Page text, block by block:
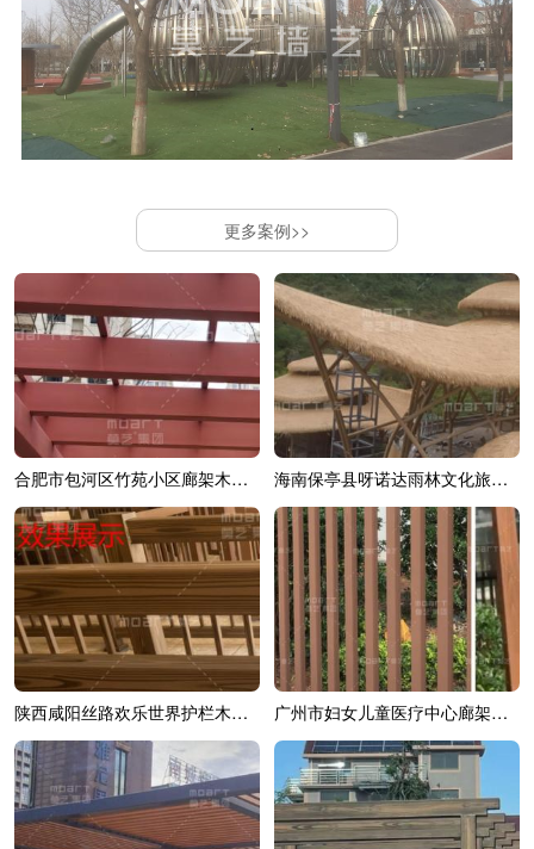
更多案例>>
合肥市包河区竹苑小区廊架木纹漆效果展示 海南保亭县呀诺达雨林文化旅游区综合造...
陕西咸阳丝路欢乐世界护栏木纹漆效果展示 广州市妇女儿童医疗中心廊架木纹漆效果展示